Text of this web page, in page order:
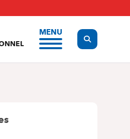
MENU
Display the